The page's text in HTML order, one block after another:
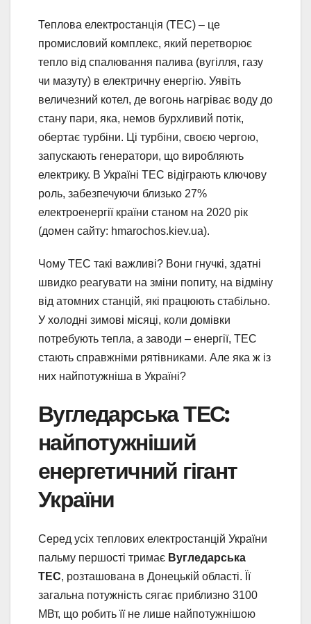
Теплова електростанція (ТЕС) – це
промисловий комплекс, який перетворює
тепло від спалювання палива (вугілля, газу
чи мазуту) в електричну енергію. Уявіть
величезний котел, де вогонь нагріває воду до
стану пари, яка, немов бурхливий потік,
обертає турбіни. Ці турбіни, своєю чергою,
запускають генератори, що виробляють
електрику. В Україні ТЕС відіграють ключову
роль, забезпечуючи близько 27%
електроенергії країни станом на 2020 рік
(домен сайту: hmarochos.kiev.ua).
Чому ТЕС такі важливі? Вони гнучкі, здатні
швидко реагувати на зміни попиту, на відміну
від атомних станцій, які працюють стабільно.
У холодні зимові місяці, коли домівки
потребують тепла, а заводи – енергії, ТЕС
стають справжніми рятівниками. Але яка ж із
них найпотужніша в Україні?
Вугледарська ТЕС:
найпотужніший
енергетичний гігант
України
Серед усіх теплових електростанцій України
пальму першості тримає Вугледарська
ТЕС, розташована в Донецькій області. Її
загальна потужність сягає приблизно 3100
МВт, що робить її не лише найпотужнішою